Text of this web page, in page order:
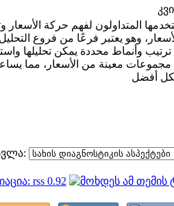
المتداولون لفهم حركة الأسعار
وهو يعتبر فرعًا من فروع
وأنماط محددة يمكن تحليلها
معينة من الأسعار، مما